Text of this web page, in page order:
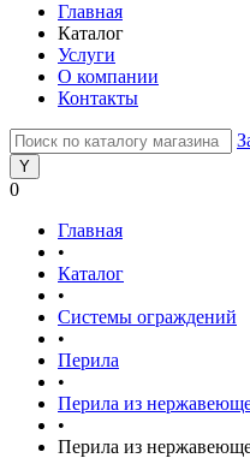
Главная
Каталог
Услуги
О компании
Контакты
0
Главная
•
Каталог
•
Системы ограждений
•
Перила
•
Перила из
•
Перила из